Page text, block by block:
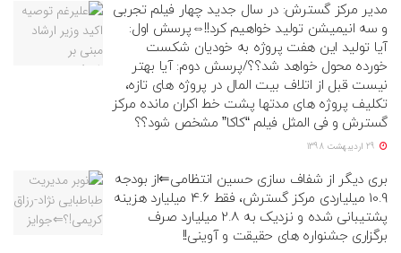
مدیر مرکز گسترش: در سال جدید چهار فیلم تجربی
و سه انیمیشن تولید خواهیم کرد!!⇔پرسش اول:
آیا تولید این هفت پروژه به خودیان شکست
خورده محول خواهد شد؟؟/پرسش دوم: آیا بهتر
نیست قبل از اتلاف بیت المال در پروژه های تازه،
تکلیف پروژه های مدتها پشت خط اکران مانده مرکز
گسترش و فی المثل فیلم “کاکا” مشخص شود؟؟
بری دیگر از شفاف سازی حسین انتظامی⇐از بودجه
10.9 میلیاردی مرکز گسترش، فقط 4.6 میلیارد هزینه
پشتیبانی شده و نزدیک به 2.8 میلیارد صرف
برگزاری جشنواره های حقیقت و آوینی!!